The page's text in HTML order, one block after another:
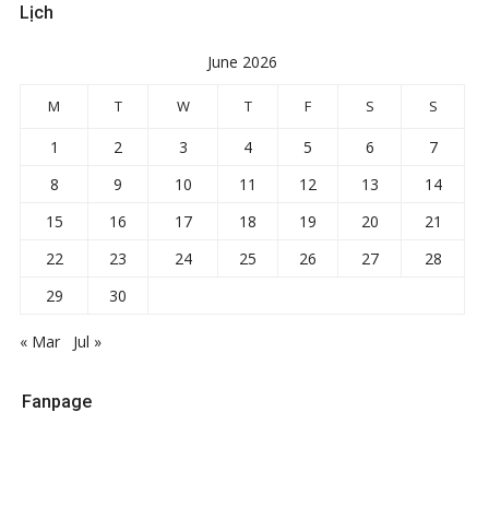
Lịch
June 2026
M T W T F S S
1 2 3 4 5 6
7
8
9 10 11 12 13
14
15
16 17 18 19 20
21
22
23 24 25 26 27
28
29
30
« Mar Jul »
Fanpage